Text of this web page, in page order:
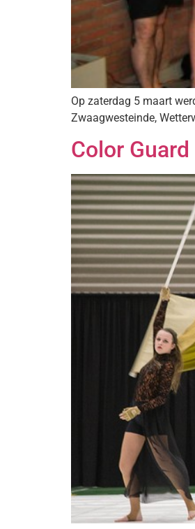
Op zaterdag 5 maart
Zwaagwesteinde,
Color